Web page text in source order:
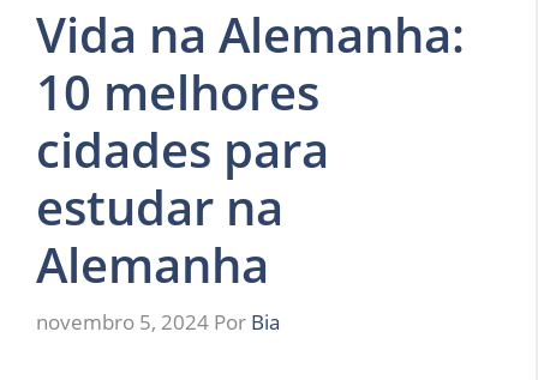
Vida na Alemanha:
10 melhores
cidades para
estudar na
Alemanha
novembro 5, 2024 Por Bia